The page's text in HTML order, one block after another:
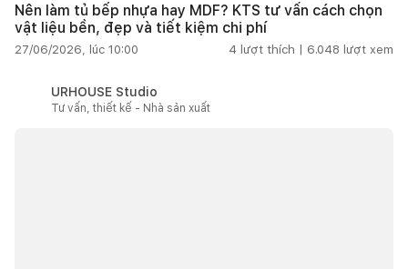
Nên làm tủ bếp nhựa hay MDF? KTS tư vấn cách chọn
vật liệu bền, đẹp và tiết kiệm chi phí
27/06/2026, lúc 10:00 4 lượt thích | 6.048 lượt xem
URHOUSE Studio
Tư vấn, thiết kế - Nhà sản xuất